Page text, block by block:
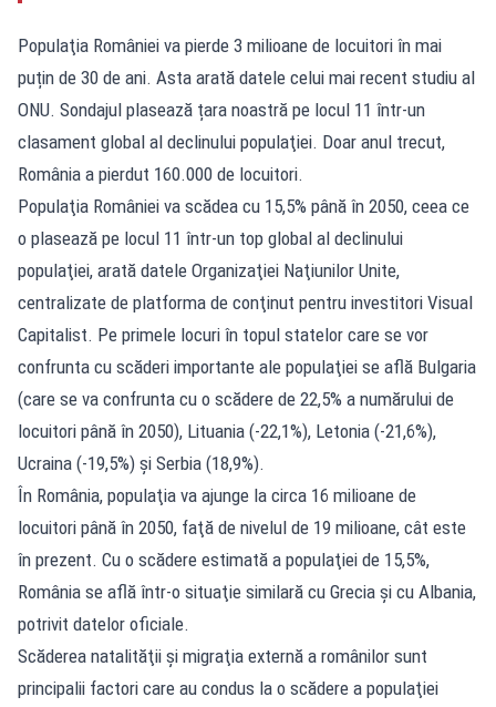
Populaţia României va pierde 3 milioane de locuitori în mai
puțin de 30 de ani. Asta arată datele celui mai recent studiu al
ONU. Sondajul plasează țara noastră pe locul 11 într-un
clasament global al declinului populaţiei. Doar anul trecut,
România a pierdut 160.000 de locuitori.
Populaţia României va scădea cu 15,5% până în 2050, ceea ce
o plasează pe locul 11 într-un top global al declinului
populaţiei, arată datele Organizaţiei Naţiunilor Unite,
centralizate de platforma de conţinut pentru investitori Visual
Capitalist. Pe primele locuri în topul statelor care se vor
confrunta cu scăderi importante ale populaţiei se află Bulgaria
(care se va confrunta cu o scădere de 22,5% a numărului de
locuitori până în 2050), Lituania (-22,1%), Letonia (-21,6%),
Ucraina (-19,5%) şi Serbia (18,9%).
În România, populaţia va ajunge la circa 16 milioane de
locuitori până în 2050, faţă de nivelul de 19 milioane, cât este
în prezent. Cu o scădere estimată a populaţiei de 15,5%,
România se află într-o situaţie similară cu Grecia şi cu Albania,
potrivit datelor oficiale.
Scăderea natalităţii şi migraţia externă a românilor sunt
principalii factori care au condus la o scădere a populaţiei